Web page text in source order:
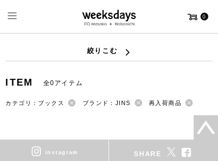
0
絞りこむ
ITEM 全0アイテム
カテゴリ：ブックス ブランド：JINS 再入荷商品
instagram SHARE